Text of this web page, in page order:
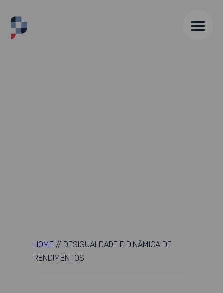
HOME // DESIGUALDADE E DINÂMICA DE
RENDIMENTOS